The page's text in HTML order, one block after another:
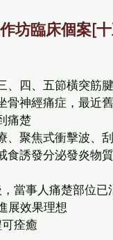
坊臨床個案[
、四、五節橫突筋
骨神經痛症，最近
痛楚
、聚焦式衝擊波、
食誘發分泌發炎物
當事人痛楚部位
展效果理想
痊癒